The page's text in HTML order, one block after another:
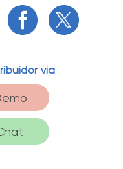
vía